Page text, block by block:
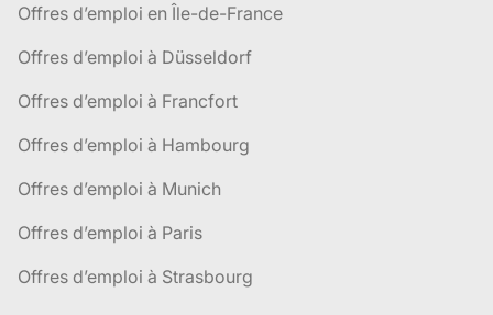
Offres d’emploi en Île-de-France
Offres d’emploi à Düsseldorf
Offres d’emploi à Francfort
Offres d’emploi à Hambourg
Offres d’emploi à Munich
Offres d’emploi à Paris
Offres d’emploi à Strasbourg